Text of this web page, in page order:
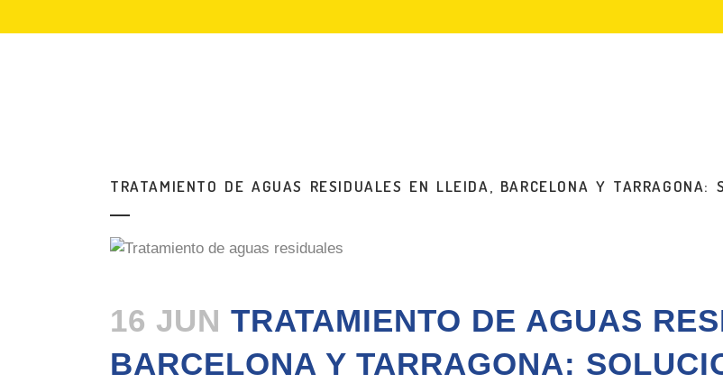
TRATAMIENTO DE AGUAS RESIDUALES EN LLEIDA, BARCELONA Y TARRAGONA:
16 JUN TRATAMIENTO DE AGUAS
BARCELONA Y TARRAGONA: